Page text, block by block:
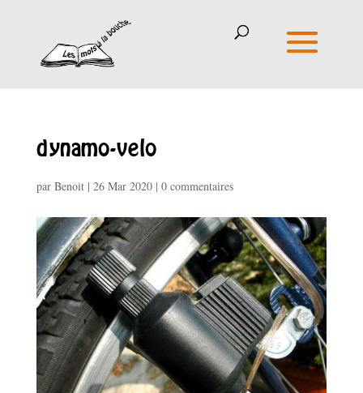
dynamo-velo
par Benoit| 26 Mar 2020| 0 commentaires